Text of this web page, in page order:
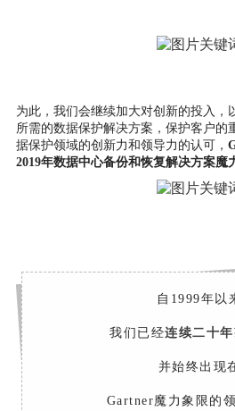
为此，我们会继续加大对创新的投入，
所需的数据保护解决方案，保护客户的
据保护领域的创新力和领导力的认可，
2019年数据中心备份和恢复解决方案魔
自1999年以
我们已经连续二十年
并始终出现
Gartner魔力象限的